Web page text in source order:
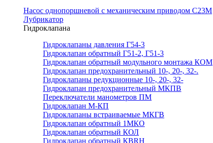
Насос однопоршневой с механическим приводом С23М
Лубрикатор
Гидроклапана
Гидроклапаны давления Г54-3
Гидроклапан обратный Г51-2, Г51-3
Гидроклапан обратный модульного монтажа КОМ
Гидроклапан предохранительный 10-, 20-, 32-.
Гидроклапаны редукционные 10-, 20-, 32-
Гидроклапан предохранительный МКПВ
Переключатели манометров ПМ
Гидроклапан М-КП
Гидроклапаны встраиваемые МКГВ
Гидроклапан обратный 1МКО
Гидроклапан обратный КОЛ
Гидроклапан обратный КВRН